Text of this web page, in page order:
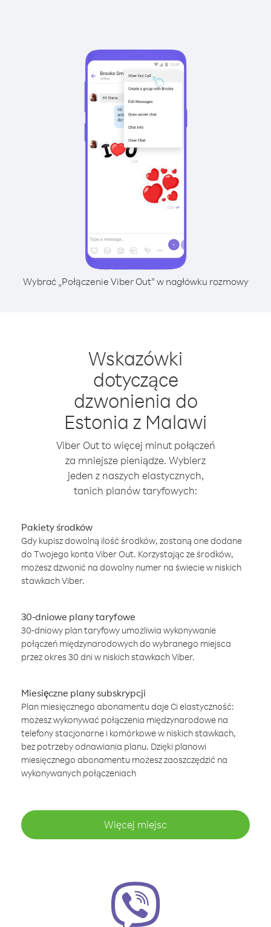
Wybrać „Połączenie Viber Out” w nagłówku rozmowy
Wskazówki
dotyczące
dzwonienia do
Estonia z Malawi
Viber Out to więcej minut połączeń
za mniejsze pieniądze. Wybierz
jeden z naszych elastycznych,
tanich planów taryfowych:
Pakiety środków
Gdy kupisz dowolną ilość środków, zostaną one dodane
do Twojego konta Viber Out. Korzystając ze środków,
możesz dzwonić na dowolny numer na świecie w niskich
stawkach Viber.
30-dniowe plany taryfowe
30-dniowy plan taryfowy umożliwia wykonywanie
połączeń międzynarodowych do wybranego miejsca
przez okres 30 dni w niskich stawkach Viber.
Miesięczne plany subskrypcji
Plan miesięcznego abonamentu daje Ci elastyczność:
możesz wykonywać połączenia międzynarodowe na
telefony stacjonarne i komórkowe w niskich stawkach,
bez potrzeby odnawiania planu. Dzięki planowi
miesięcznego abonamentu możesz zaoszczędzić na
wykonywanych połączeniach
Więcej miejsc